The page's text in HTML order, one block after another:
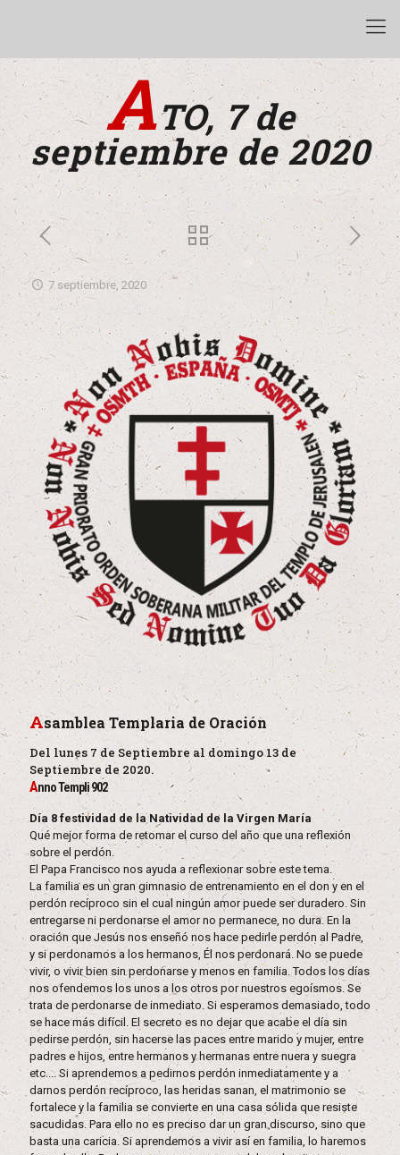
ATO, 7 de
septiembre de 2020
7 septiembre, 2020
Asamblea Templaria de Oración
Del lunes 7 de Septiembre al domingo 13 de
Septiembre de 2020.
Anno Templi 902
Día 8 festividad de la Natividad de la Virgen María
Qué mejor forma de retomar el curso del año que una reflexión
sobre el perdón.
El Papa Francisco nos ayuda a reflexionar sobre este tema.
La familia es un gran gimnasio de entrenamiento en el don y en el
perdón recíproco sin el cual ningún amor puede ser duradero. Sin
entregarse ni perdonarse el amor no permanece, no dura. En la
oración que Jesús nos enseñó nos hace pedirle perdón al Padre,
y si perdonamos a los hermanos, Él nos perdonará. No se puede
vivir, o vivir bien sin perdonarse y menos en familia. Todos los días
nos ofendemos los unos a los otros por nuestros egoísmos. Se
trata de perdonarse de inmediato. Si esperamos demasiado, todo
se hace más difícil. El secreto es no dejar que acabe el día sin
pedirse perdón, sin hacerse las paces entre marido y mujer, entre
padres e hijos, entre hermanos y hermanas entre nuera y suegra
etc.... Si aprendemos a pedirnos perdón inmediatamente y a
darnos perdón recíproco, las heridas sanan, el matrimonio se
fortalece y la familia se convierte en una casa sólida que resiste
sacudidas. Para ello no es preciso dar un gran discurso, sino que
basta una caricia. Si aprendemos a vivir así en familia, lo haremos